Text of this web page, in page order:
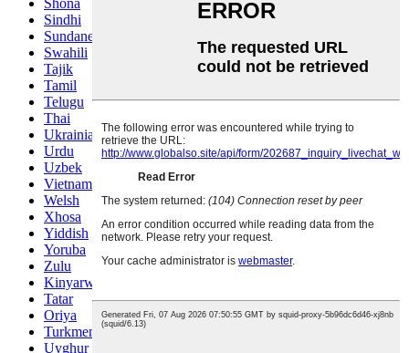
Sindhi
Sundanese
Swahili
Tajik
Tamil
Telugu
Thai
Ukrainian
Urdu
Uzbek
Vietnamese
Welsh
Xhosa
Yiddish
Yoruba
Zulu
Kinyarwanda
Tatar
Oriya
Turkmen
Uyghur